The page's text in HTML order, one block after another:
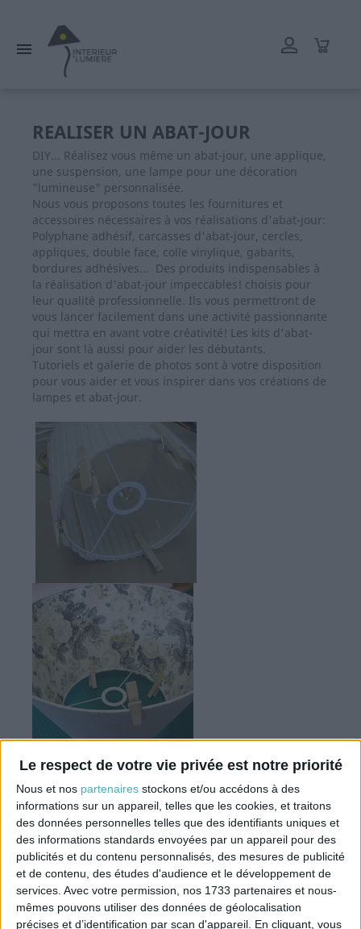
Le respect de votre vie privée est notre priorité
Nous et nos partenaires stockons et/ou accédons à des
informations sur un appareil, telles que les cookies, et traitons
des données personnelles telles que des identifiants uniques et
des informations standards envoyées par un appareil pour des
publicités et du contenu personnalisés, des mesures de publicité
et de contenu, des études d'audience et le développement de
services. Avec votre permission, nos 1733 partenaires et nous-
mêmes pouvons utiliser des données de géolocalisation
précises et d’identification par scan d'appareil. En cliquant, vous
L'atelier reste ouvert tout l'été mais les délais de livraison

REALISER UN ABAT-JOUR
DIY... Réalisez vous même un abat-jour, une applique,
une suspension, une lampe pour une décoration
"lumineuse" personnalisée.
Nous vous proposons toutes les fournitures et
accessoires nécessaires à vos réalisations d'abat-jour:
Polyphane adhésif, carcasses d'abat-jour, cercles,
appliques, double face, colle vinylique, gabarits,
bordures adhésives... Des produits indispensables à
la réalisation d'abat-jour impeccables! choisis pour
leur qualité professionnelle. Ils vous permettront de
vous lancer facilement dans une activité passionnante
qui mettra en avant votre créativité! Les kits d'abat-
jour sont là aussi pour aider les débutants.
Tutoriels et galerie de photos sont à votre disposition
pour vous aider et vous inspirer dans vos créations de
lampes et abat-jour.